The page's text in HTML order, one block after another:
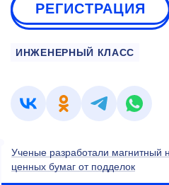
РЕГИСТРАЦИЯ
ИНЖЕНЕРНЫЙ КЛАСС
Ученые разработали магнитный
ценных бумаг от подделок